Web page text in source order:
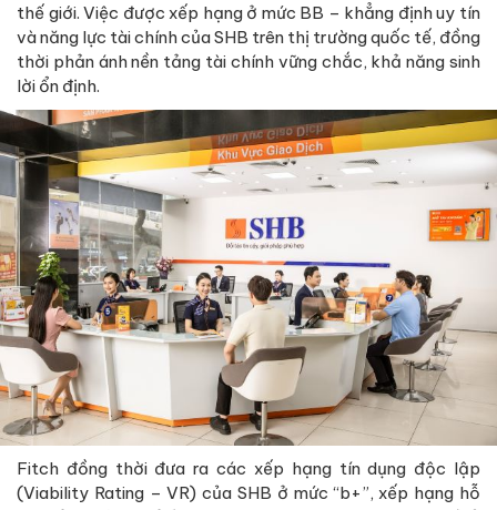
thế giới. Việc được xếp hạng ở mức BB – khẳng định uy tín
và năng lực tài chính của SHB trên thị trường quốc tế, đồng
thời phản ánh nền tảng tài chính vững chắc, khả năng sinh
lời ổn định.
Fitch đồng thời đưa ra các xếp hạng tín dụng độc lập
(Viability Rating – VR) của SHB ở mức “b+”, xếp hạng hỗ